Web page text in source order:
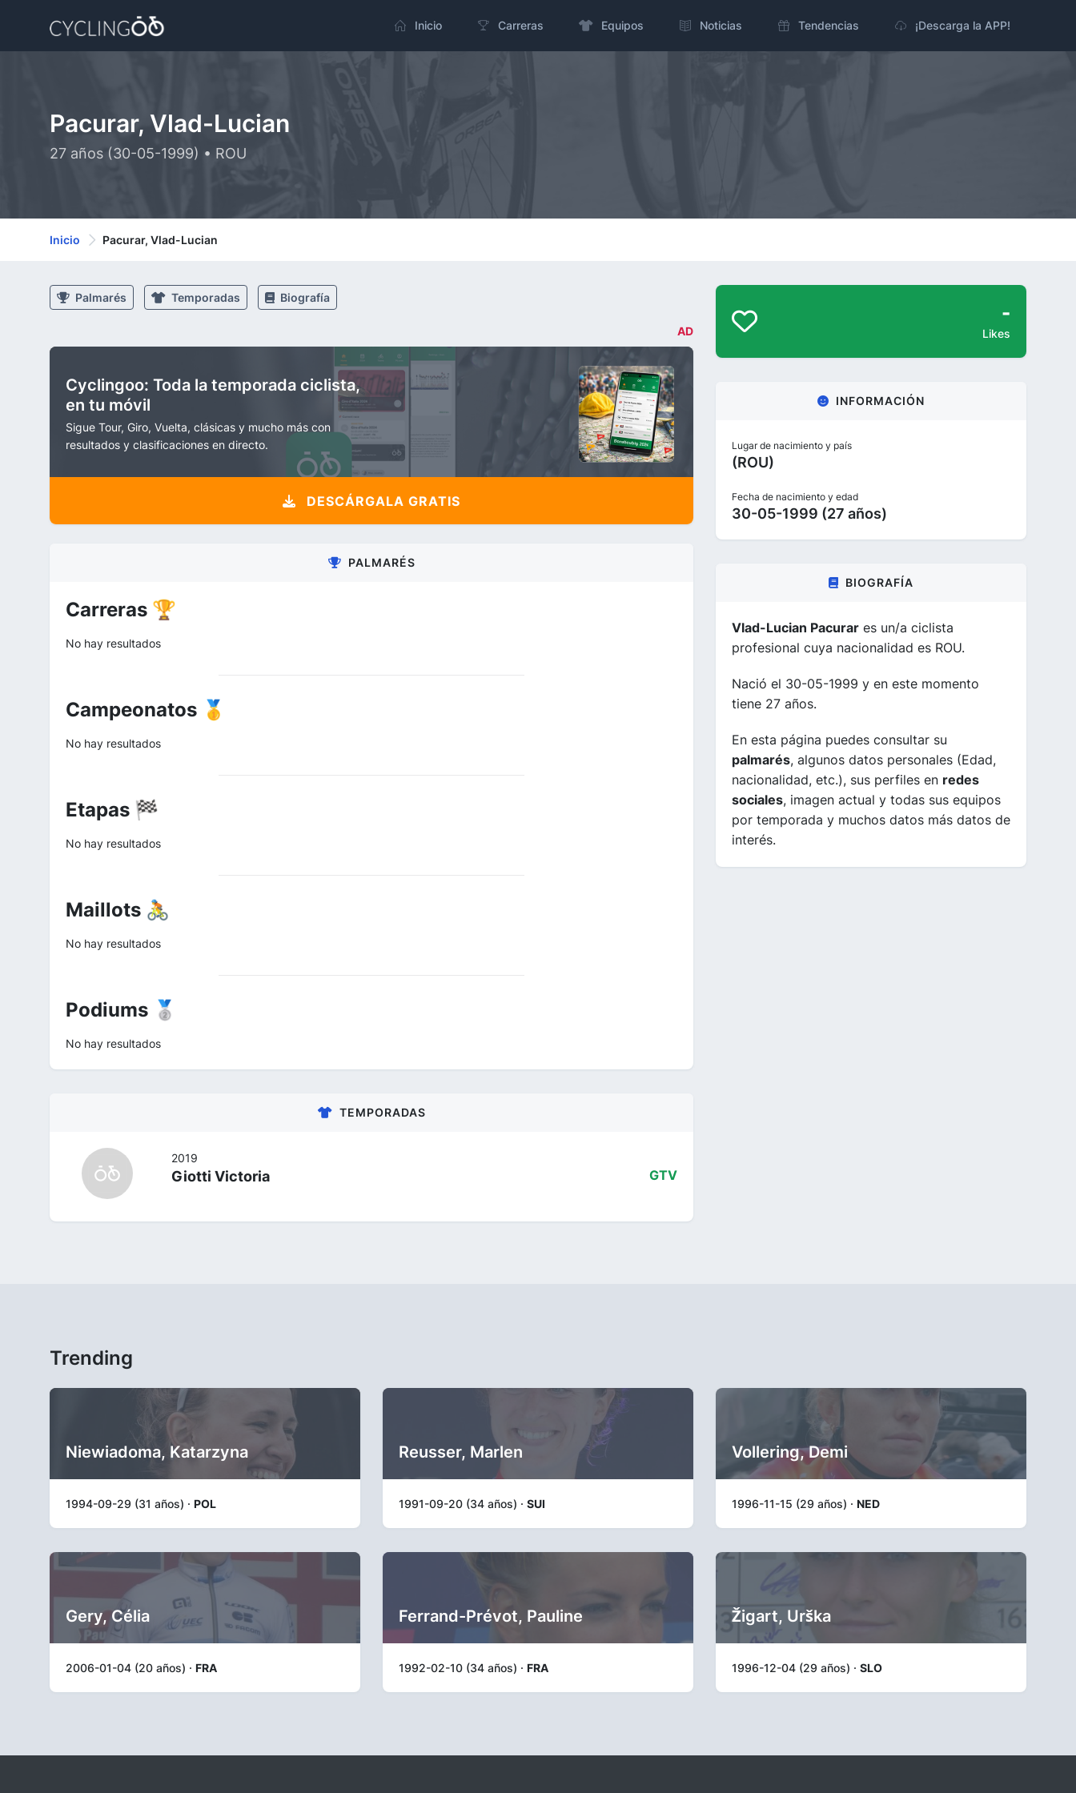
Inicio Carreras Equipos Noticias Tendencias ¡Descarga la APP!
Pacurar, Vlad-Lucian
27 años (30-05-1999) • ROU
Inicio Pacurar, Vlad-Lucian
Palmarés Temporadas Biografía
AD
Cyclingoo: Toda la temporada ciclista,
en tu móvil
Sigue Tour, Giro, Vuelta, clásicas y mucho más con
resultados y clasificaciones en directo.
DESCÁRGALA GRATIS
PALMARÉS
Carreras 🏆
No hay resultados
Campeonatos 🥇
No hay resultados
Etapas 🏁
No hay resultados
Maillots 🚴
No hay resultados
Podiums 🥈
No hay resultados
TEMPORADAS
2019
Giotti Victoria GTV
-
Likes
INFORMACIÓN
Lugar de nacimiento y país
(ROU)
Fecha de nacimiento y edad
30-05-1999 (27 años)
BIOGRAFÍA
Vlad-Lucian Pacurar es un/a ciclista
profesional cuya nacionalidad es ROU.
Nació el 30-05-1999 y en este momento
tiene 27 años.
En esta página puedes consultar su
palmarés, algunos datos personales (Edad,
nacionalidad, etc.), sus perfiles en redes
sociales, imagen actual y todas sus equipos
por temporada y muchos datos más datos de
interés.
Trending
Niewiadoma, Katarzyna
1994-09-29 (31 años) · POL
Reusser, Marlen
1991-09-20 (34 años) · SUI
Vollering, Demi
1996-11-15 (29 años) · NED
Gery, Célia
2006-01-04 (20 años) · FRA
Ferrand-Prévot, Pauline
1992-02-10 (34 años) · FRA
Žigart, Urška
1996-12-04 (29 años) · SLO